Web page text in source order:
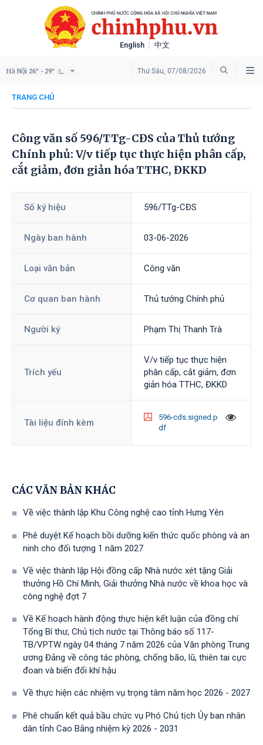
English 中文
Thứ Sáu, 07/08/2026
Hà Nội 26° - 29°
TRANG CHỦ
Công văn số 596/TTg-CĐS của Thủ tướng
Chính phủ: V/v tiếp tục thực hiện phân cấp,
cắt giảm, đơn giản hóa TTHC, ĐKKD
Số ký hiệu 596/TTg-CĐS
Ngày ban hành 03-06-2026
Loại văn bản Công văn
Cơ quan ban hành Thủ tướng Chính phủ
Người ký Phạm Thị Thanh Trà
Trích yếu
V/v tiếp tục thực hiện
phân cấp, cắt giảm, đơn
giản hóa TTHC, ĐKKD
Tài liệu đính kèm
596-cds.signed.p
df
CÁC VĂN BẢN KHÁC
Về việc thành lập Khu Công nghệ cao tỉnh Hưng Yên
Phê duyệt Kế hoạch bồi dưỡng kiến thức quốc phòng và an
ninh cho đối tượng 1 năm 2027
Về việc thành lập Hội đồng cấp Nhà nước xét tặng Giải
thưởng Hồ Chí Minh, Giải thưởng Nhà nước về khoa học và
công nghệ đợt 7
Về Kế hoạch hành động thực hiện kết luận của đồng chí
Tổng Bí thư, Chủ tịch nước tại Thông báo số 117-
TB/VPTW ngày 04 tháng 7 năm 2026 của Văn phòng Trung
ương Đảng về công tác phòng, chống bão, lũ, thiên tai cực
đoan và biến đổi khí hậu
Về thực hiện các nhiệm vụ trọng tâm năm học 2026 - 2027
Phê chuẩn kết quả bầu chức vụ Phó Chủ tịch Ủy ban nhân
dân tỉnh Cao Bằng nhiệm kỳ 2026 - 2031